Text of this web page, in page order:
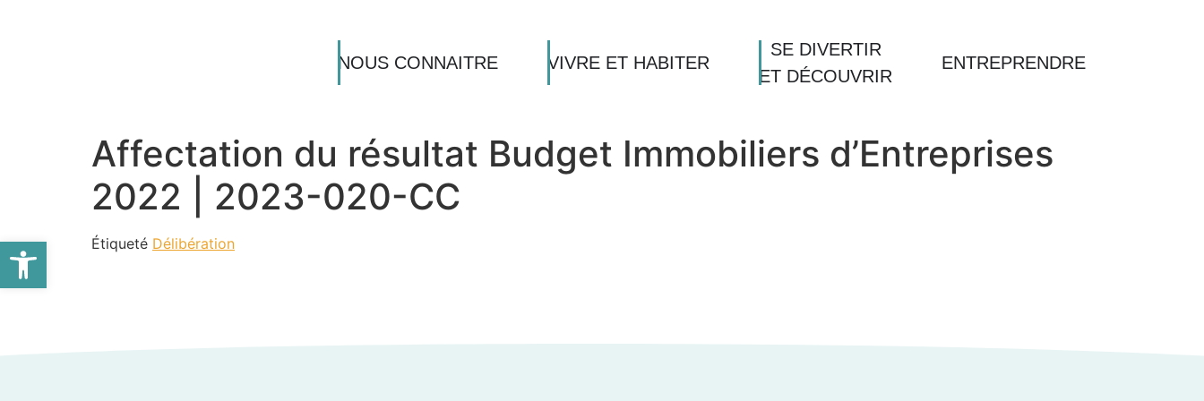
NOUS CONNAITRE VIVRE ET HABITER
SE DIVERTIR
ET DÉCOUVRIR
ENTREPRENDRE
Affectation du résultat Budget Immobiliers d’Entreprises
2022 | 2023-020-CC
Étiqueté Délibération
Ouvrir la barre d’outils